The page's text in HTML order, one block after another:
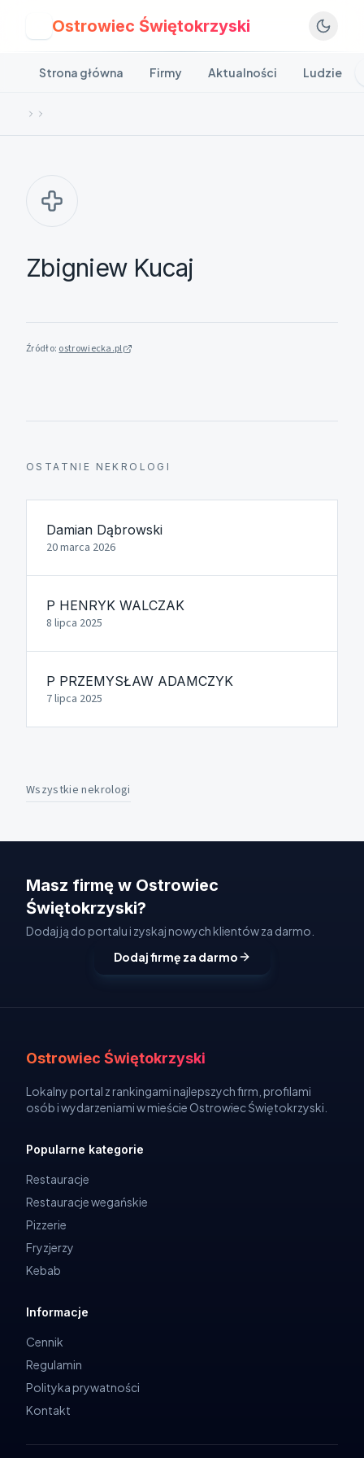
Ostrowiec Świętokrzyski
Strona główna Firmy Aktualności Ludzie
Zbigniew Kucaj
Źródło: ostrowiecka.pl
OSTATNIE NEKROLOGI
Damian Dąbrowski
20 marca 2026
P HENRYK WALCZAK
8 lipca 2025
P PRZEMYSŁAW ADAMCZYK
7 lipca 2025
Wszystkie nekrologi
Masz firmę w Ostrowiec
Świętokrzyski?
Dodaj ją do portalu i zyskaj nowych klientów za darmo.
Dodaj firmę za darmo
Ostrowiec Świętokrzyski
Lokalny portal z rankingami najlepszych firm, profilami
osób i wydarzeniami w mieście Ostrowiec Świętokrzyski.
Popularne kategorie
Restauracje
Restauracje wegańskie
Pizzerie
Fryzjerzy
Kebab
Informacje
Cennik
Regulamin
Polityka prywatności
Kontakt